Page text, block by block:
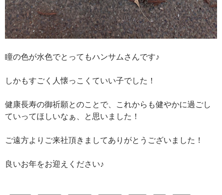
瞳の色が水色でとってもハンサムさんです♪
しかもすごく人懐っこくていい子でした！
健康長寿の御祈願とのことで、これからも健やかに過ごし
ていってほしいなぁ、と思いました！
ご遠方よりご来社頂きましてありがとうございました！
良いお年をお迎えください♪